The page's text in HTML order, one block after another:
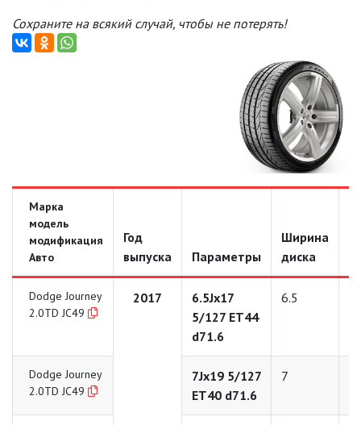
Сохраните на всякий случай, чтобы не потерять!
Марка
модель
модификация
Авто
Год
выпуска
Параметры
Ширина
диска
Dodge Journey
2.0TD JC49
2017
6.5Jx17
5/127 ET44
d71.6
6.5
Dodge Journey
2.0TD JC49
7Jx19 5/127
ET40 d71.6
7